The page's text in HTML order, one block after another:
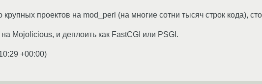
проектов на mod_perl (на многие сотни тысяч строк кода),
Mojolicious, и деплоить как FastCGI или PSGI.
+00:00)